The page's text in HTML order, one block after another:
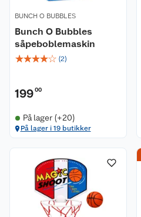
BUNCH O BUBBLES
Bunch O Bubbles
såpeboblemaskin
☆☆☆☆☆ (2)
19900
På lager (+20)
På lager i 19 butikker